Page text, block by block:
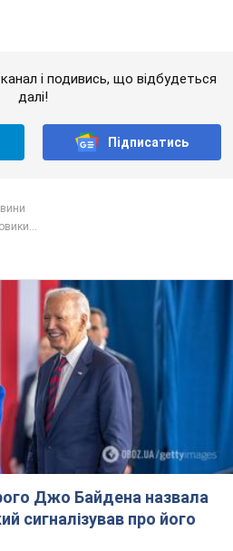
і подивись, що відбудеться
далі!
Підписатись
Джо Байдена назвала
сигналізував про його